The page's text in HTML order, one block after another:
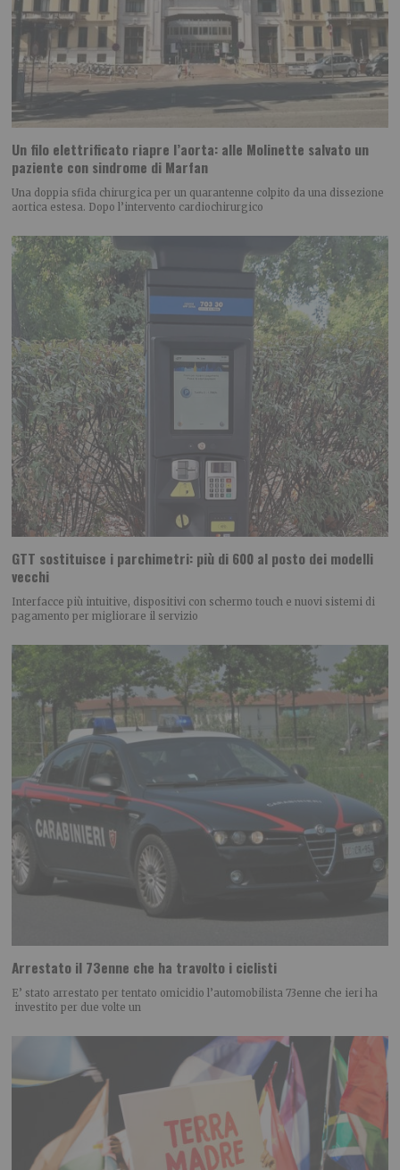
Un filo elettrificato riapre l’aorta: alle Molinette salvato un
paziente con sindrome di Marfan
Una doppia sfida chirurgica per un quarantenne colpito da una dissezione
aortica estesa. Dopo l’intervento cardiochirurgico
GTT sostituisce i parchimetri: più di 600 al posto dei modelli
vecchi
Interfacce più intuitive, dispositivi con schermo touch e nuovi sistemi di
pagamento per migliorare il servizio
Arrestato il 73enne che ha travolto i ciclisti
E’ stato arrestato per tentato omicidio l’automobilista 73enne che ieri ha
investito per due volte un